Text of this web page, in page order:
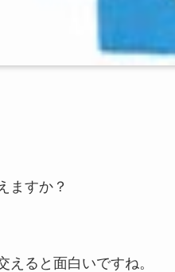
ますか？
えると面白いですね。